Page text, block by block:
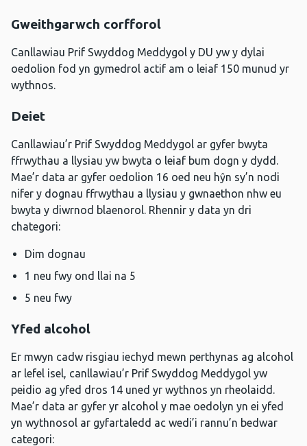
Gweithgarwch corfforol
Canllawiau Prif Swyddog Meddygol y DU yw y dylai
oedolion fod yn gymedrol actif am o leiaf 150 munud yr
wythnos.
Deiet
Canllawiau’r Prif Swyddog Meddygol ar gyfer bwyta
ffrwythau a llysiau yw bwyta o leiaf bum dogn y dydd.
Mae’r data ar gyfer oedolion 16 oed neu hŷn sy’n nodi
nifer y dognau ffrwythau a llysiau y gwnaethon nhw eu
bwyta y diwrnod blaenorol. Rhennir y data yn dri
chategori:
Dim dognau
1 neu fwy ond llai na 5
5 neu fwy
Yfed alcohol
Er mwyn cadw risgiau iechyd mewn perthynas ag alcohol
ar lefel isel, canllawiau’r Prif Swyddog Meddygol yw
peidio ag yfed dros 14 uned yr wythnos yn rheolaidd.
Mae’r data ar gyfer yr alcohol y mae oedolyn yn ei yfed
yn wythnosol ar gyfartaledd ac wedi’i rannu’n bedwar
categori: